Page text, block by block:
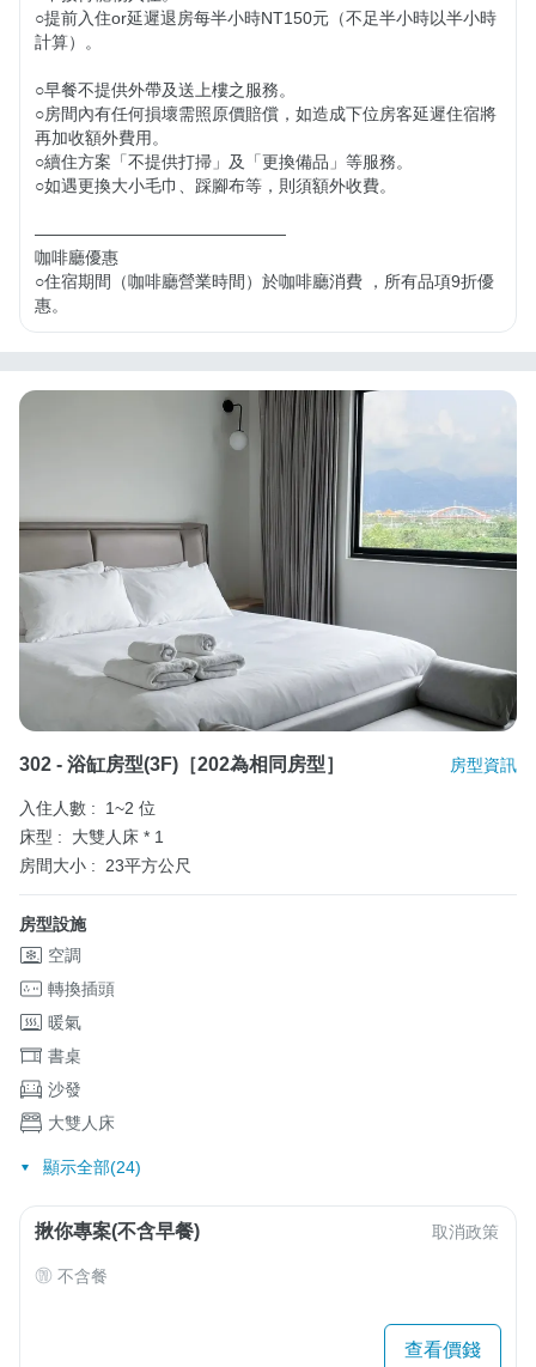
○提前入住or延遲退房每半小時NT150元（不足半小時以半小時
計算）。
○早餐不提供外帶及送上樓之服務。
○房間內有任何損壞需照原價賠償，如造成下位房客延遲住宿將
再加收額外費用。
○續住方案「不提供打掃」及「更換備品」等服務。
○如遇更換大小毛巾、踩腳布等，則須額外收費。
———————————————
咖啡廳優惠
○住宿期間（咖啡廳營業時間）於咖啡廳消費 ，所有品項9折優
惠。
302 - 浴缸房型(3F)［202為相同房型］ 房型資訊
入住人數 :
1~2 位
床型 :
大雙人床 * 1
房間大小 :
23平方公尺
房型設施
空調
轉換插頭
暖氣
書桌
沙發
大雙人床
顯示全部(24)
揪你專案(不含早餐) 取消政策
不含餐
查看價錢